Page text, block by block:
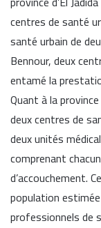
centres de santé
santé urbain de
Bennour, deux
entamé la
Quant à la
deux centres de
deux unités
comprenant
d’accouchement.
population
professionnels de